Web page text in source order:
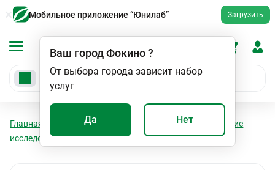
Мобильное приложение “Юнилаб” Загрузить
Ваш городФокино?
От выбора города зависит набор
услуг
Да Нет
Главная Анализы
Бактериологические
исследования
Бактериологические исследования